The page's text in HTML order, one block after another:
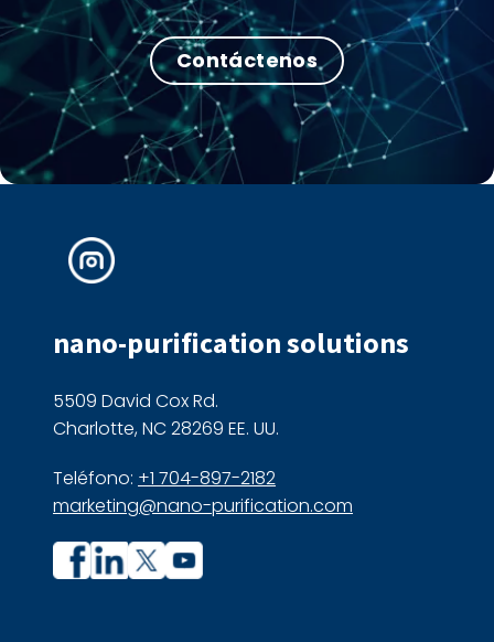
Contáctenos
nano-purification solutions
5509 David Cox Rd.
Charlotte, NC 28269 EE. UU.
Teléfono: +1 704-897-2182
marketing@nano-purification.com